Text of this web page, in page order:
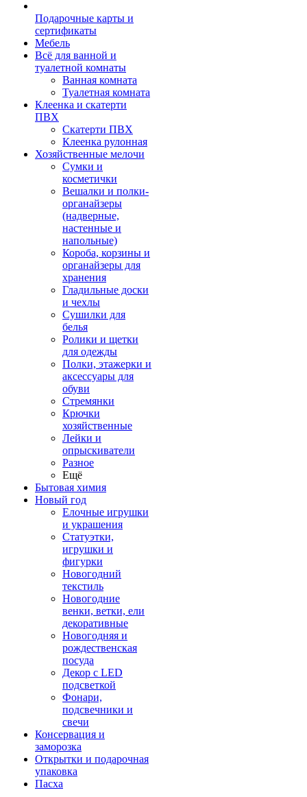
Подарочные карты и
сертификаты
Мебель
Всё для ванной и
туалетной комнаты
Ванная комната
Туалетная комната
Клеенка и скатерти
ПВХ
Скатерти ПВХ
Клеенка рулонная
Хозяйственные мелочи
Сумки и
косметички
Вешалки и полки-
органайзеры
(надверные,
настенные и
напольные)
Короба, корзины и
органайзеры для
хранения
Гладильные доски
и чехлы
Сушилки для
белья
Ролики и щетки
для одежды
Полки, этажерки и
аксессуары для
обуви
Стремянки
Крючки
хозяйственные
Лейки и
опрыскиватели
Разное
Ещё
Бытовая химия
Новый год
Елочные игрушки
и украшения
Статуэтки,
игрушки и
фигурки
Новогодний
текстиль
Новогодние
венки, ветки, ели
декоративные
Новогодняя и
рождественская
посуда
Декор с LED
подсветкой
Фонари,
подсвечники и
свечи
Консервация и
заморозка
Открытки и подарочная
упаковка
Пасха